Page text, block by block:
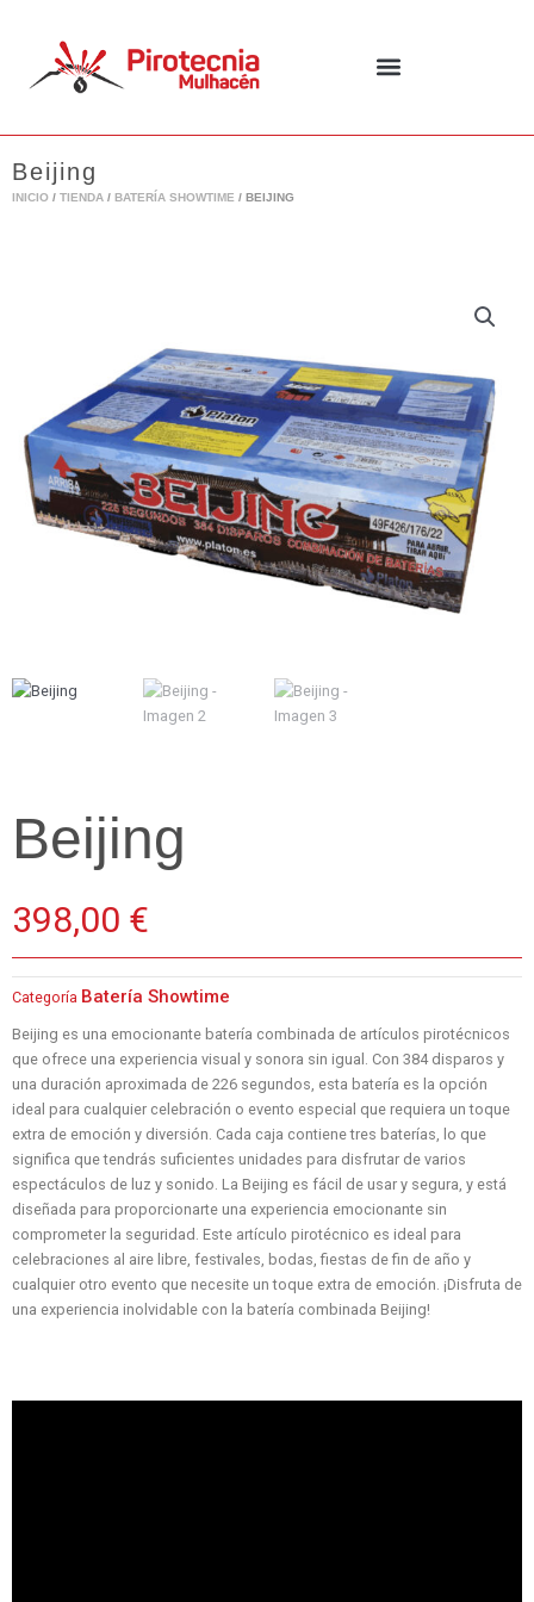
contenido
Beijing
INICIO / TIENDA / BATERÍA SHOWTIME / BEIJING
Beijing
398,00 €
Categoría Batería Showtime
Beijing es una emocionante batería combinada de artículos pirotécnicos
que ofrece una experiencia visual y sonora sin igual. Con 384 disparos y
una duración aproximada de 226 segundos, esta batería es la opción
ideal para cualquier celebración o evento especial que requiera un toque
extra de emoción y diversión. Cada caja contiene tres baterías, lo que
significa que tendrás suficientes unidades para disfrutar de varios
espectáculos de luz y sonido. La Beijing es fácil de usar y segura, y está
diseñada para proporcionarte una experiencia emocionante sin
comprometer la seguridad. Este artículo pirotécnico es ideal para
celebraciones al aire libre, festivales, bodas, fiestas de fin de año y
cualquier otro evento que necesite un toque extra de emoción. ¡Disfruta de
una experiencia inolvidable con la batería combinada Beijing!